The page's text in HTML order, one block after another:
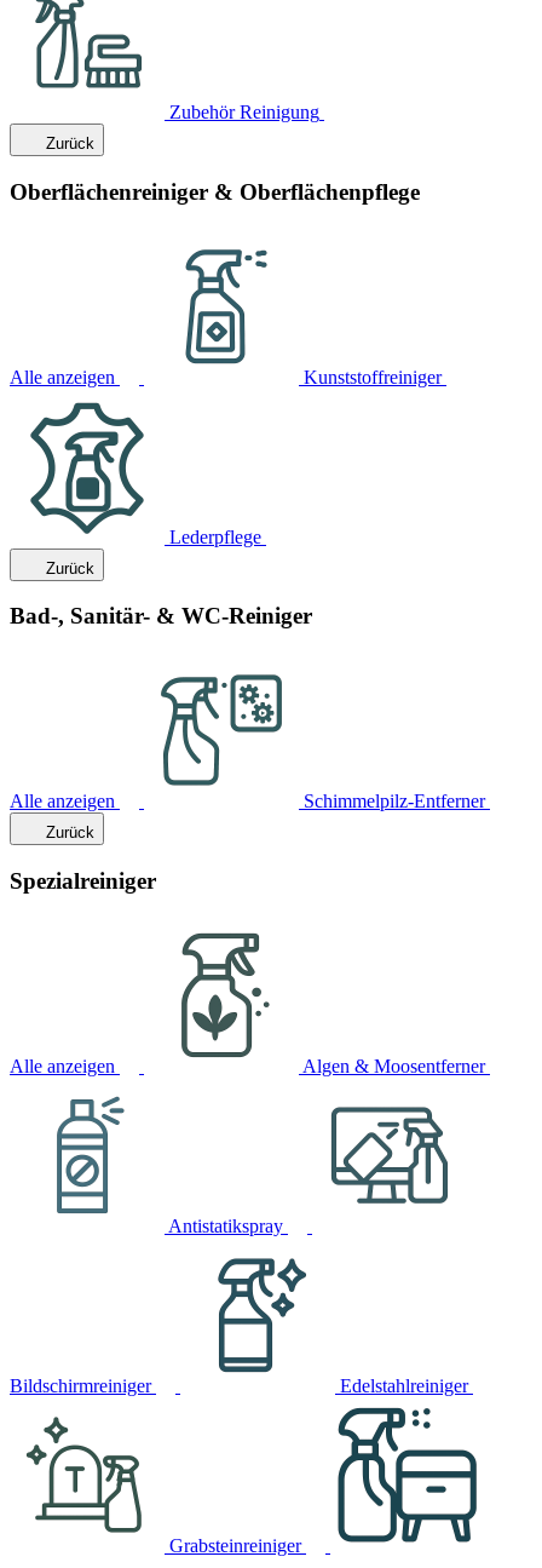
Zubehör Reinigung
Zurück
Oberflächenreiniger & Oberflächenpflege
Alle anzeigen Kunststoffreiniger
Lederpflege
Zurück
Bad-, Sanitär- & WC-Reiniger
Alle anzeigen Schimmelpilz-Entferner
Zurück
Spezialreiniger
Alle anzeigen Algen & Moosentferner
Antistatikspray
Bildschirmreiniger Edelstahlreiniger
Grabsteinreiniger